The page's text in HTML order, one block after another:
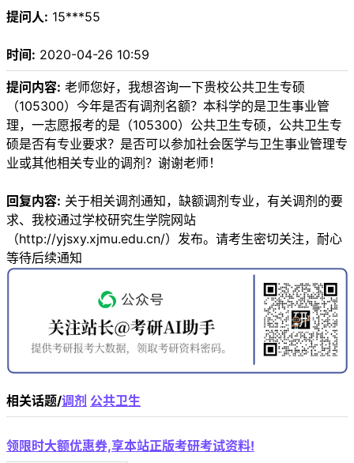
提问人: 15***55
时间: 2020-04-26 10:59
提问内容: 老师您好，我想咨询一下贵校公共卫生专硕
（105300）今年是否有调剂名额？本科学的是卫生事业管
理，一志愿报考的是（105300）公共卫生专硕，公共卫生专
硕是否有专业要求？是否可以参加社会医学与卫生事业管理专
业或其他相关专业的调剂？谢谢老师！
回复内容: 关于相关调剂通知，缺额调剂专业，有关调剂的要
求、我校通过学校研究生学院网站
（http://yjsxy.xjmu.edu.cn/）发布。请考生密切关注，耐心
等待后续通知
相关话题/调剂 公共卫生
领限时大额优惠券,享本站正版考研考试资料!